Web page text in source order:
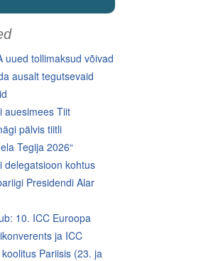
uued tollimaksud võivad
ausalt tegutsevaid
auesimees Tiit
pälvis tiitli
Tegija 2026“
delegatsioon kohtus
Presidendi Alar
10. ICC Euroopa
ja ICC
koolitus Pariisis (23. ja